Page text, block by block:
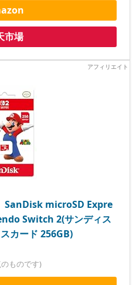
市場
SanDisk microSD Expre
Switch 2(サンディス
カード 256GB)
ものです)